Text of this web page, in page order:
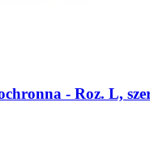
- Roz. L,